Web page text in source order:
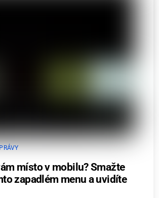
místo v mobilu? Smažte
zapadlém menu a uvidíte